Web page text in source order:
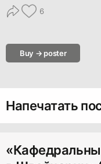
6
Buy → poster
Напечатать